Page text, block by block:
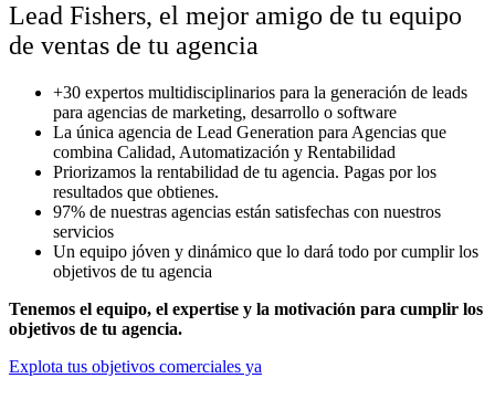
Lead Fishers, el mejor amigo de tu equipo
de ventas de tu agencia
+30 expertos multidisciplinarios para la generación de leads
para agencias de marketing, desarrollo o software
La única agencia de Lead Generation para Agencias que
combina Calidad, Automatización y Rentabilidad
Priorizamos la rentabilidad de tu agencia. Pagas por los
resultados que obtienes.
97% de nuestras agencias están satisfechas con nuestros
servicios
Un equipo jóven y dinámico que lo dará todo por cumplir los
objetivos de tu agencia
Tenemos el equipo, el expertise y la motivación para cumplir los
objetivos de tu agencia.
Explota tus objetivos comerciales ya